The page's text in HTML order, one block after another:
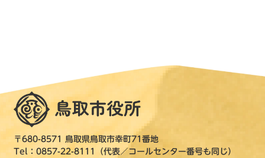
〒680-8571 鳥取県鳥取市幸町71番地
Tel：0857-22-8111（代表／コールセンター番号も同じ）